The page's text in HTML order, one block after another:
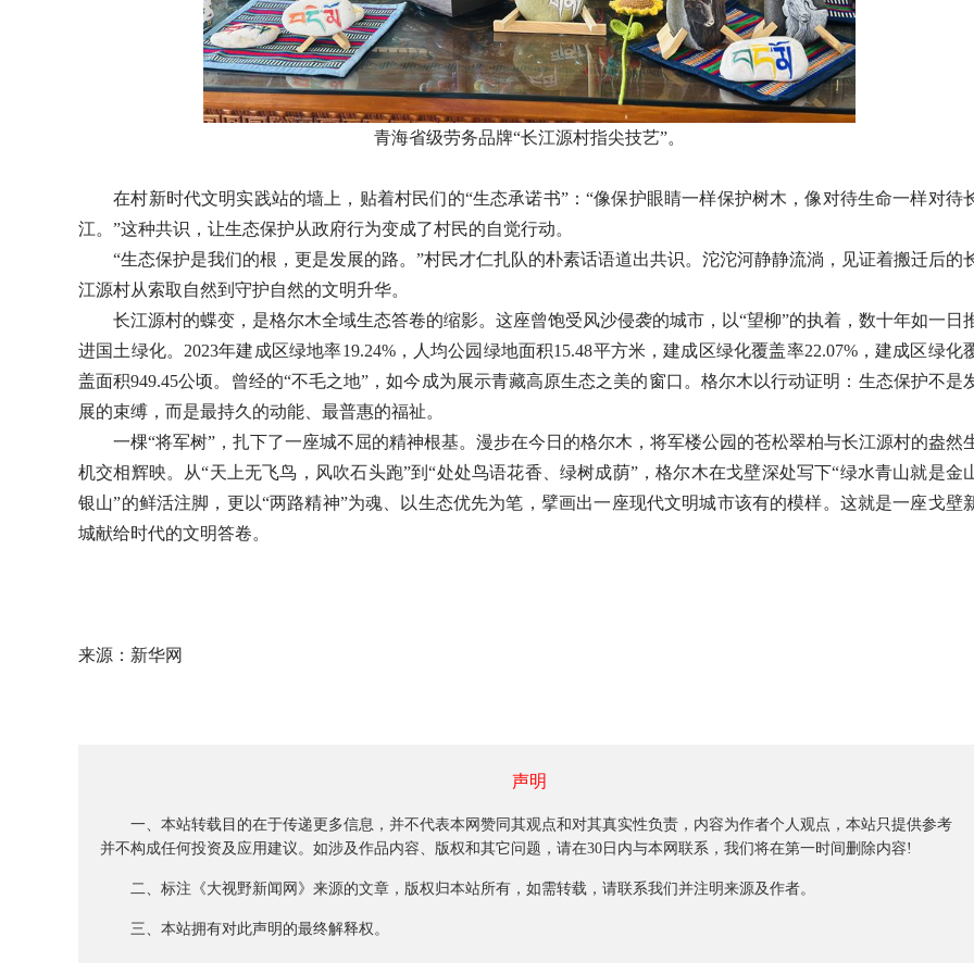
青海省级劳务品牌“长江源村指尖技艺”。
在村新时代文明实践站的墙上，贴着村民们的“生态承诺书”：“像保护眼睛一样保护树木，像对待生命一样对待
江。”这种共识，让生态保护从政府行为变成了村民的自觉行动。
“生态保护是我们的根，更是发展的路。”村民才仁扎队的朴素话语道出共识。沱沱河静静流淌，见证着搬迁后的
江源村从索取自然到守护自然的文明升华。
长江源村的蝶变，是格尔木全域生态答卷的缩影。这座曾饱受风沙侵袭的城市，以“望柳”的执着，数十年如一日
进国土绿化。2023年建成区绿地率19.24%，人均公园绿地面积15.48平方米，建成区绿化覆盖率22.07%，建成区绿化
盖面积949.45公顷。曾经的“不毛之地”，如今成为展示青藏高原生态之美的窗口。格尔木以行动证明：生态保护不是
展的束缚，而是最持久的动能、最普惠的福祉。
一棵“将军树”，扎下了一座城不屈的精神根基。漫步在今日的格尔木，将军楼公园的苍松翠柏与长江源村的盎然
机交相辉映。从“天上无飞鸟，风吹石头跑”到“处处鸟语花香、绿树成荫”，格尔木在戈壁深处写下“绿水青山就是金
银山”的鲜活注脚，更以“两路精神”为魂、以生态优先为笔，擘画出一座现代文明城市该有的模样。这就是一座戈壁
城献给时代的文明答卷。
来源：新华网
声明
一、本站转载目的在于传递更多信息，并不代表本网赞同其观点和对其真实性负责，内容为作者个人观点，本站只提供参考
并不构成任何投资及应用建议。如涉及作品内容、版权和其它问题，请在30日内与本网联系，我们将在第一时间删除内容!
二、标注《大视野新闻网》来源的文章，版权归本站所有，如需转载，请联系我们并注明来源及作者。
三、本站拥有对此声明的最终解释权。